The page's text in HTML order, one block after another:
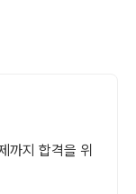
까지 합격을 위